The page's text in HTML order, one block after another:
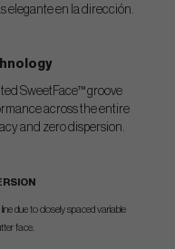
elegante en la dirección.
SweetFace™ groove
across the entire
and zero dispersion.
due to closely spaced variable
face.